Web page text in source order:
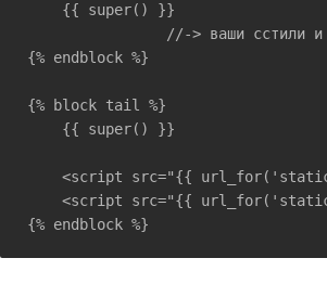
    {{ super() }}
{% endblock %}
{% block tail %}
    {{ super() }}
<script src="{{
<script src="{{
{% endblock %}